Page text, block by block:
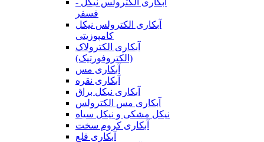
آبکاری الکترولس نیکل -
فسفر
آبکاری الکترولس نیکل
کامپوزیتی
آبکاری الکترولاک
(الکتروفورتیک)
آبکاری مس
آبکاری نقره
آبکاری نیکل براق
آبکاری مس الکترولس
نیکل مشکی و نیکل سیاه
آبکاری کروم سخت
آبکاری قلع